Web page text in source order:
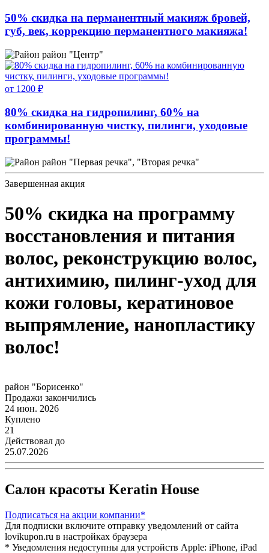
50% скидка на перманентный макияж бровей,
губ, век, коррекцию перманентного макияжа!
район "Центр"
от 1200 ₽
80% скидка на гидропилинг, 60% на
комбинированную чистку, пилинги, уходовые
программы!
район "Первая речка", "Вторая речка"
Завершенная акция
50% скидка на программу
восстановления и питания
волос, реконструкцию волос,
антихимию, пилинг-уход для
кожи головы, кератиновое
выпрямление, нанопластику
волос!
район "Борисенко"
Продажи закончились
24 июн. 2026
Куплено
21
Действовал до
25.07.2026
Салон красоты Keratin House
Подписаться на акции компании*
Для подписки включите отправку уведомлений от сайта
lovikupon.ru в настройках браузера
* Уведомления недоступны для устройств Apple: iPhone, iPad